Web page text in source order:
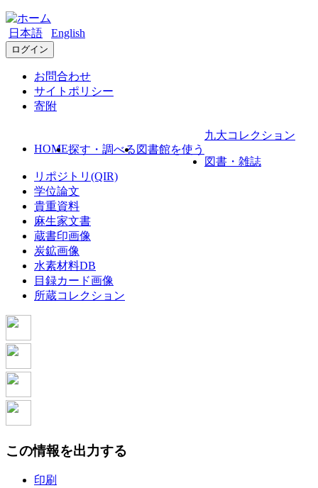
日本語 English
ログイン
お問合わせ
サイトポリシー
寄附
HOME探す・調べる 図書館を使う
九大コレクション
図書・雑誌
リポジトリ(QIR)
学位論文
貴重資料
麻生家文書
蔵書印画像
炭鉱画像
水素材料DB
目録カード画像
所蔵コレクション
この情報を出力する
印刷